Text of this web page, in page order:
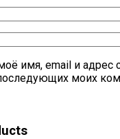
имя, email и адрес
моих